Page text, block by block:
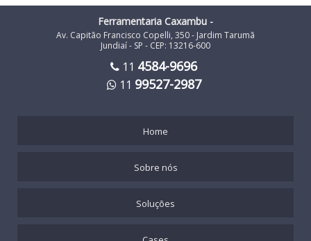
USINAGEM SOB MEDIDA
Ferramentaria Caxambu -
Av. Capitão Francisco Copelli, 350 - Jardim Tarumã
Jundiaí - SP - CEP: 13216-600
11 4584-9696
11 99527-2987
Home
Sobre nós
Soluções